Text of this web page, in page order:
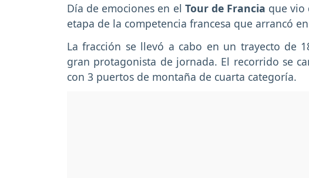
Día de emociones en el Tour de Francia que vio
etapa de la competencia francesa que arrancó
La fracción se llevó a cabo en un trayecto de
gran protagonista de jornada. El recorrido se
con 3 puertos de montaña de cuarta categoría.